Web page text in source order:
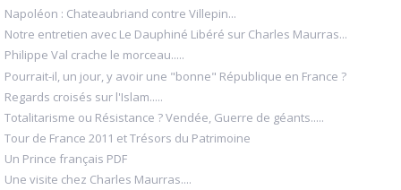
Napoléon : Chateaubriand contre Villepin...
Notre entretien avec Le Dauphiné Libéré sur Charles Maurras...
Philippe Val crache le morceau.....
Pourrait-il, un jour, y avoir une "bonne" République en France ?
Regards croisés sur l'Islam.....
Totalitarisme ou Résistance ? Vendée, Guerre de géants.....
Tour de France 2011 et Trésors du Patrimoine
Un Prince français PDF
Une visite chez Charles Maurras....